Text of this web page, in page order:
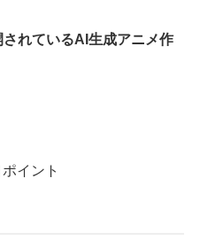
されているAI生成アニメ作
イント